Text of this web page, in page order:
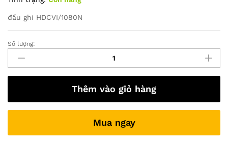
đầu ghi HDCVI/1080N
Đầu
4
kênh
KX-
7104Ai-
(H265+)
Số lượng:
Thêm vào giỏ hàng
Mua ngay